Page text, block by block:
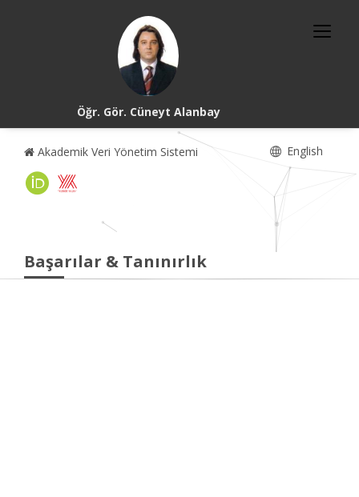
Öğr. Gör. Cüneyt Alanbay
Akademik Veri Yönetim Sistemi English
Başarılar & Tanınırlık